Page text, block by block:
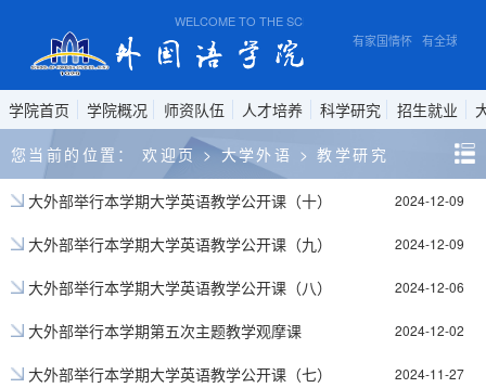
WELCOME TO THE SCHOOL OF FOREIGN STUDIES,
有家国情怀 有全球视
学院首页 学院概况 师资队伍 人才培养 科学研究 招生就业
您当前的位置： 欢迎页 > 大学外语 > 教学研究
大外部举行本学期大学英语教学公开课（十） 2024-12-09
大外部举行本学期大学英语教学公开课（九） 2024-12-09
大外部举行本学期大学英语教学公开课（八） 2024-12-06
大外部举行本学期第五次主题教学观摩课 2024-12-02
大外部举行本学期大学英语教学公开课（七） 2024-11-27